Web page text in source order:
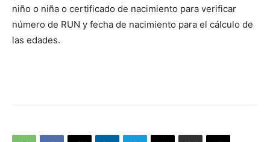
niño o niña o certificado de nacimiento para verificar
número de RUN y fecha de nacimiento para el cálculo de
las edades.